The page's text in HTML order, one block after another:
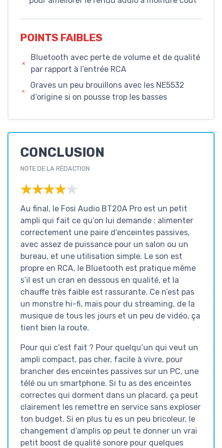
POINTS FAIBLES
Bluetooth avec perte de volume et de qualité
par rapport à l’entrée RCA
Graves un peu brouillons avec les NE5532
d’origine si on pousse trop les basses
CONCLUSION
NOTE DE LA RÉDACTION
★★★★★
★★★★★
Au final, le Fosi Audio BT20A Pro est un petit
ampli qui fait ce qu’on lui demande : alimenter
correctement une paire d’enceintes passives,
avec assez de puissance pour un salon ou un
bureau, et une utilisation simple. Le son est
propre en RCA, le Bluetooth est pratique même
s’il est un cran en dessous en qualité, et la
chauffe très faible est rassurante. Ce n’est pas
un monstre hi-fi, mais pour du streaming, de la
musique de tous les jours et un peu de vidéo, ça
tient bien la route.
Pour qui c’est fait ? Pour quelqu’un qui veut un
ampli compact, pas cher, facile à vivre, pour
brancher des enceintes passives sur un PC, une
télé ou un smartphone. Si tu as des enceintes
correctes qui dorment dans un placard, ça peut
clairement les remettre en service sans exploser
ton budget. Si en plus tu es un peu bricoleur, le
changement d’amplis op peut te donner un vrai
petit boost de qualité sonore pour quelques